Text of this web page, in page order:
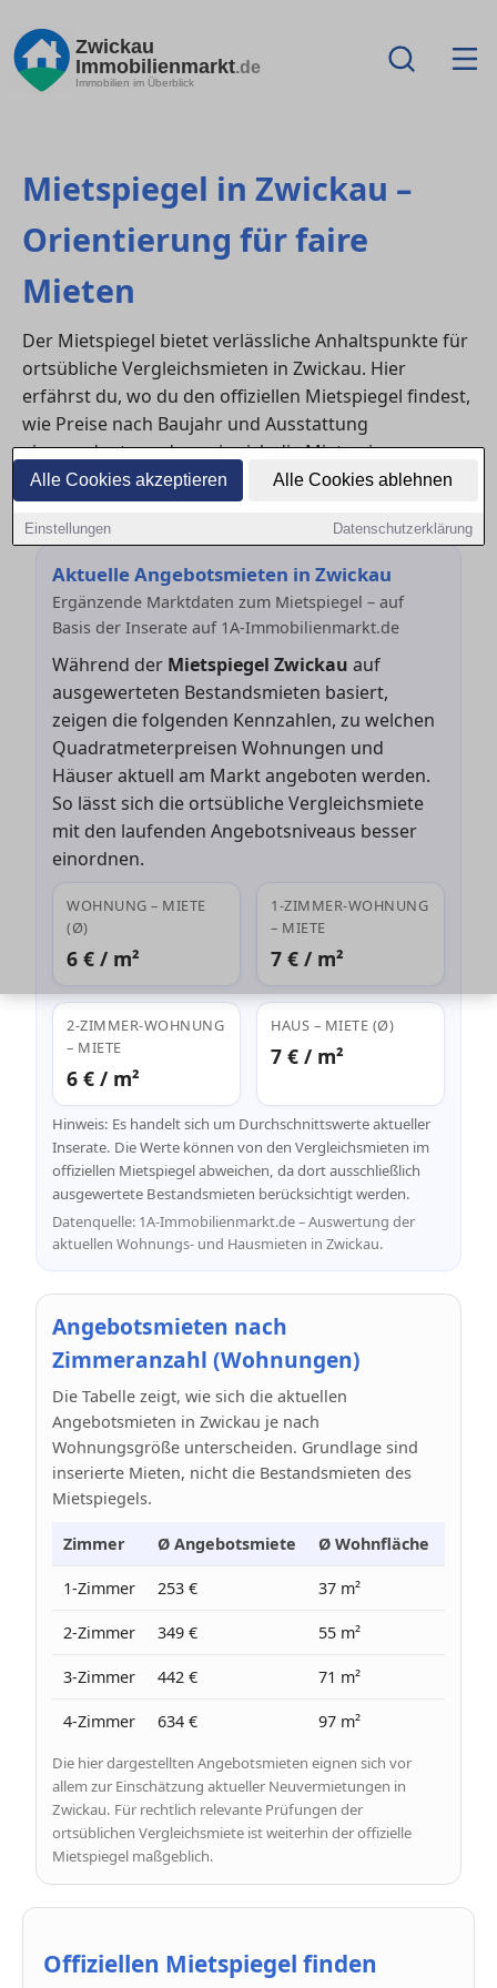
Alle Cookies akzeptieren Alle Cookies ablehnen
Einstellungen Datenschutzerklärung
Zwickau
Immobilienmarkt.de
Immobilien im Überblick
Mietspiegel in Zwickau –
Orientierung für faire
Mieten
Der Mietspiegel bietet verlässliche Anhaltspunkte für
ortsübliche Vergleichsmieten in Zwickau. Hier
erfährst du, wo du den offiziellen Mietspiegel findest,
wie Preise nach Baujahr und Ausstattung
eingeordnet werden, wie sich die Mieten im
regionalen Vergleich entwickeln und wie du den
Mietspiegel bei Neuvermietung rechtssicher nutzt.
Aktuelle Angebotsmieten in Zwickau
Ergänzende Marktdaten zum Mietspiegel – auf
Basis der Inserate auf 1A-Immobilienmarkt.de
Während der Mietspiegel Zwickau auf
ausgewerteten Bestandsmieten basiert,
zeigen die folgenden Kennzahlen, zu welchen
Quadratmeterpreisen Wohnungen und
Häuser aktuell am Markt angeboten werden.
So lässt sich die ortsübliche Vergleichsmiete
mit den laufenden Angebotsniveaus besser
einordnen.
WOHNUNG – MIETE
(Ø)
6 € / m²
1-ZIMMER-WOHNUNG
– MIETE
7 € / m²
2-ZIMMER-WOHNUNG
– MIETE
6 € / m²
HAUS – MIETE (Ø)
7 € / m²
Hinweis: Es handelt sich um Durchschnittswerte aktueller
Inserate. Die Werte können von den Vergleichsmieten im
offiziellen Mietspiegel abweichen, da dort ausschließlich
ausgewertete Bestandsmieten berücksichtigt werden.
Datenquelle: 1A-Immobilienmarkt.de – Auswertung der
aktuellen Wohnungs- und Hausmieten in Zwickau.
Angebotsmieten nach
Zimmeranzahl (Wohnungen)
Die Tabelle zeigt, wie sich die aktuellen
Angebotsmieten in Zwickau je nach
Wohnungsgröße unterscheiden. Grundlage sind
inserierte Mieten, nicht die Bestandsmieten des
Mietspiegels.
Zimmer Ø Angebotsmiete Ø Wohnfläche
1-Zimmer 253 € 37 m²
2-Zimmer 349 € 55 m²
3-Zimmer 442 € 71 m²
4-Zimmer 634 € 97 m²
Die hier dargestellten Angebotsmieten eignen sich vor
allem zur Einschätzung aktueller Neuvermietungen in
Zwickau. Für rechtlich relevante Prüfungen der
ortsüblichen Vergleichsmiete ist weiterhin der offizielle
Mietspiegel maßgeblich.
Offiziellen Mietspiegel finden